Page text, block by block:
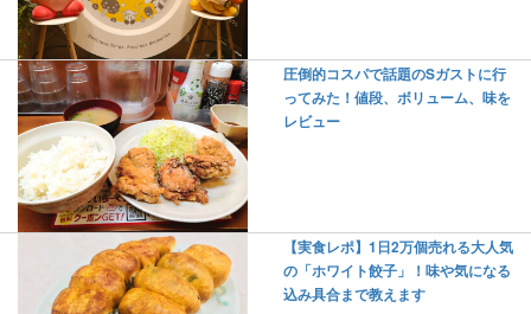
圧倒的コスパで話題のSガストに行
ってみた！値段、ボリューム、味を
レビュー
【実食レポ】1日2万個売れる大人気
の「ホワイト餃子」！味や気になる
込み具合まで教えます